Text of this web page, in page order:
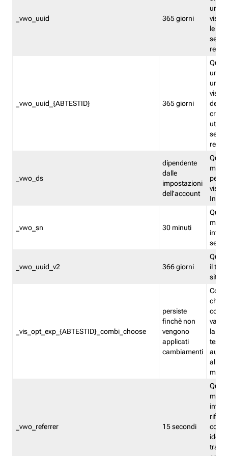
_vwo_uuid 365 giorni
le
_vwo_uuid_{ABTESTID} 365 giorni
un
del
_vwo_ds
dipendente
dalle
impostazioni
dell'account
_vwo_sn 30 minuti
_vwo_uuid_v2 366 giorni
il
sito
_vis_opt_exp_{ABTESTID}_combi_choose
persiste
finchè non
vengono
applicati
cambiamenti
che
la
test.
_vwo_referrer 15 secondi